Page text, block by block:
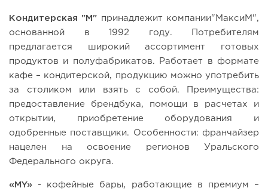
Кондитерская "М"
принадлежит компании"МаксиМ",
основанной в 1992 году. Потребителям
предлагается широкий ассортимент готовых
продуктов и полуфабрикатов. Работает в формате
кафе – кондитерской, продукцию можно употребить
за столиком или взять с собой. Преимущества:
предоставление брендбука, помощи в расчетах и
открытии, приобретение оборудования и
одобренные поставщики. Особенности: франчайзер
нацелен на освоение регионов Уральского
Федерального округа.
«MY» - кофейные бары, работающие в премиум –